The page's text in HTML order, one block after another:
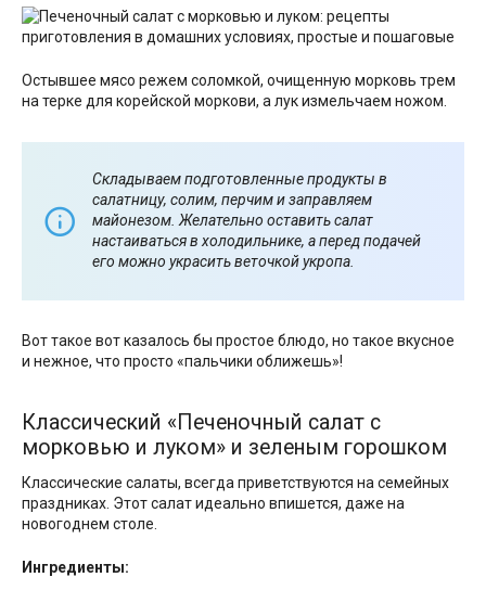
Остывшее мясо режем соломкой, очищенную морковь трем
на терке для корейской моркови, а лук измельчаем ножом.
Складываем подготовленные продукты в
салатницу, солим, перчим и заправляем
майонезом. Желательно оставить салат
настаиваться в холодильнике, а перед подачей
его можно украсить веточкой укропа.
Вот такое вот казалось бы простое блюдо, но такое вкусное
и нежное, что просто «пальчики оближешь»!
Классический «Печеночный салат с
морковью и луком» и зеленым горошком
Классические салаты, всегда приветствуются на семейных
праздниках. Этот салат идеально впишется, даже на
новогоднем столе.
Ингредиенты: